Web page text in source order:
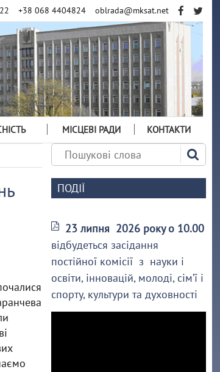
+38 068 4404824 oblrada@mksat.net
МІСЦЕВІ РАДИ КОНТАКТИ
ПОДІЇ
23 липня 2026 року о 10.00
відбудеться засідання
постійної комісії з науки і
освіти, інновацій, молоді, сім’ї і
спорту, культури та духовності